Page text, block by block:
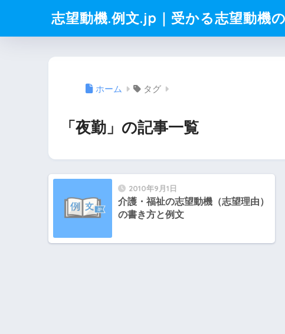
志望動機.例文.jp｜受かる志望動機
ホーム タグ
「夜勤」の記事一覧
2010年9月1日
介護・福祉の志望動機（志望理由）
の書き方と例文